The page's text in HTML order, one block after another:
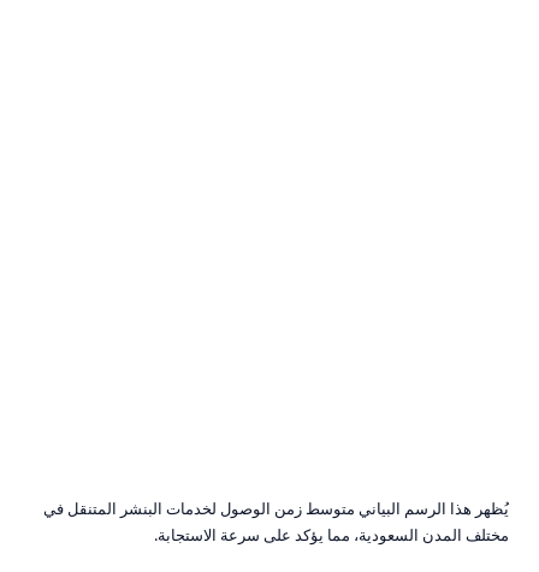
يُظهر هذا الرسم البياني متوسط زمن الوصول لخدمات البنشر المتنقل في
مختلف المدن السعودية، مما يؤكد على سرعة الاستجابة.